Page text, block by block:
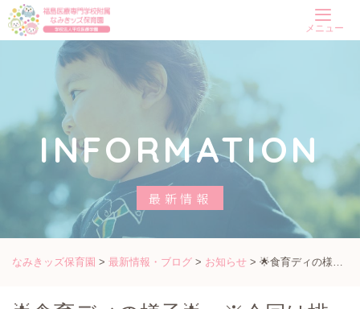
Skip
メニュー
INFORMATION
最新情報
なみきッズ保育園 > 最新情報・ブログ > お知らせ > 🌟食育ディの様子🌟 ※今回は排泄に関するお話になります